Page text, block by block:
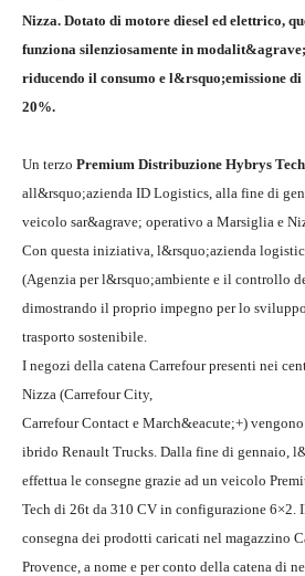
Nizza. Dotato di motore diesel ed elettrico,
funziona silenziosamente in
riducendo il consumo e l&rsquo;emissione
20%.
Un terzo Premium Distribuzione Hybrys Tech
all&rsquo;azienda ID Logistics, alla fine di
veicolo sar&agrave; operativo a Marsiglia e
Con questa iniziativa, l&rsquo;azienda
(Agenzia per l&rsquo;ambiente e il controllo
dimostrando il proprio impegno per lo
trasporto sostenibile.
I negozi della catena Carrefour presenti nei
Nizza (Carrefour City,
Carrefour Contact e March&eacute;+)
ibrido Renault Trucks. Dalla fine di gennaio,
effettua le consegne grazie ad un veicolo
Tech di 26t da 310 CV in configurazione 6×2.
consegna dei prodotti caricati nel magazzino
Provence, a nome e per conto della catena di